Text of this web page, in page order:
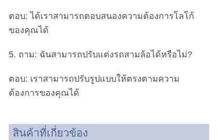
ตอบ: ได้เราสามารถตอบสนองความต้องการโลโก้
ของคุณได้
5. ถาม: ฉันสามารถปรับแต่งรถสามล้อได้หรือไม่?
ตอบ: เราสามารถปรับรูปแบบให้ตรงตามความ
ต้องการของคุณได้
สินค้าที่เกี่ยวข้อง